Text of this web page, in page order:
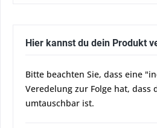
Hier kannst du dein Produkt
Bitte beachten Sie, dass eine
Veredelung zur Folge hat,
umtauschbar ist.